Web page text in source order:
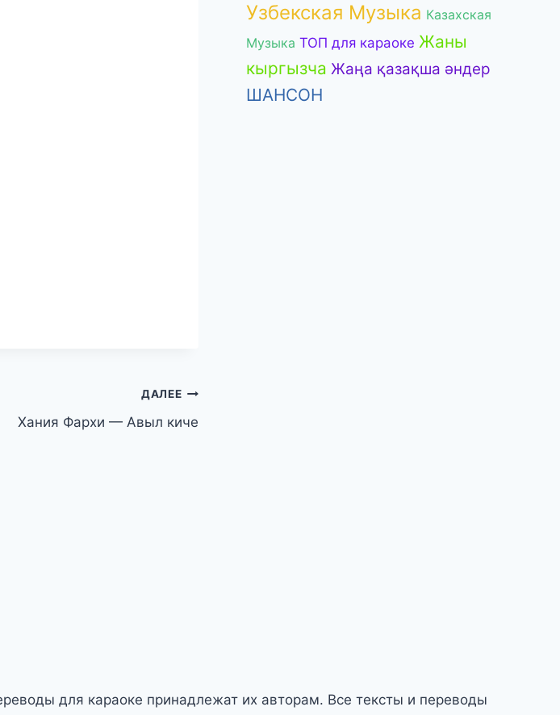
ДАЛЕЕ
Хания Фархи — Авыл киче
Узбекская Музыка Казахская
Музыка ТОП для караоке Жаны
кыргызча Жаңа қазақша әндер
ШАНСОН
для караоке принадлежат их авторам. Все тексты и переводы